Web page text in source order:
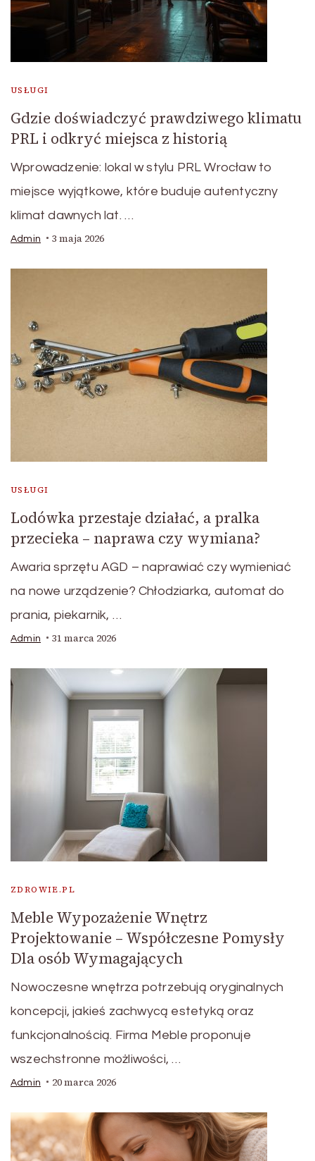
USŁUGI
Gdzie doświadczyć prawdziwego klimatu
PRL i odkryć miejsca z historią
Wprowadzenie: lokal w stylu PRL Wrocław to
miejsce wyjątkowe, które buduje autentyczny
klimat dawnych lat. …
Admin 3 maja 2026
USŁUGI
Lodówka przestaje działać, a pralka
przecieka – naprawa czy wymiana?
Awaria sprzętu AGD – naprawiać czy wymieniać
na nowe urządzenie? Chłodziarka, automat do
prania, piekarnik, …
Admin 31 marca 2026
ZDROWIE.PL
Meble Wypozażenie Wnętrz
Projektowanie – Współczesne Pomysły
Dla osób Wymagających
Nowoczesne wnętrza potrzebują oryginalnych
koncepcji, jakieś zachwycą estetyką oraz
funkcjonalnością. Firma Meble proponuje
wszechstronne możliwości, …
Admin 20 marca 2026